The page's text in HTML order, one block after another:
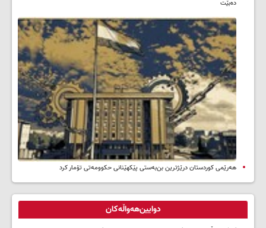
ده‌بێت
هەرێمی کوردستان درێژترین بن‌بەستی پێکهێنانی حکوومەتی تۆمار کرد
دوایین‌هەواڵەکان